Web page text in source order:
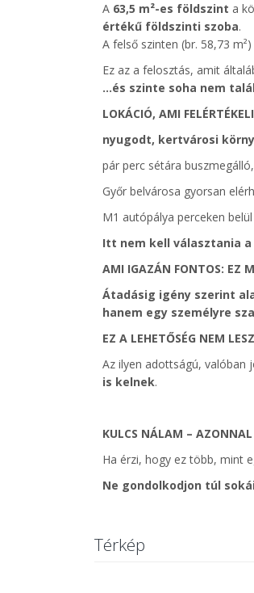
A 63,5 m²-es földszint a
értékű földszinti szoba.
A felső szinten (br. 58,73 m²)
Ez az a felosztás, amit
…és szinte soha nem
LOKÁCIÓ, AMI
nyugodt, kertvárosi
pár perc sétára
Győr belvárosa gyorsan
M1 autópálya perceken belül
Itt nem kell választania
AMI IGAZÁN FONTOS: EZ
Átadásig igény szerint
hanem egy személyre
EZ A LEHETŐSÉG NEM
Az ilyen adottságú, valóban
is kelnek.
KULCS NÁLAM –
Ha érzi, hogy ez több, mint
Ne gondolkodjon túl
Térkép